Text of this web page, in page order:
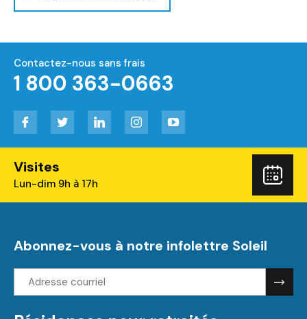
Contactez-nous sans frais
1 800 363-0663
Facebook Twitter LinkedIn Instagram
Visites
Lun-dim 9h à 17h
Abonnez-vous à notre infolettre Soleil
Adresse
courriel: